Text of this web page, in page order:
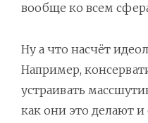
вообще ко всем
Ну а что насчёт
Например,
устраивать
как они это делают и